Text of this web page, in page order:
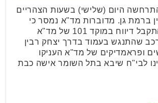
היום (שלישי) בשעות הצהריים
ברמת גן. מדוברות מד"א נמסר כי
בשעה 14:49 התקבל דיווח במוקד 101 של מד"א
שהתנגש בעמוד בדרך יצחק רבין
ופראמדיקים של מד"א העניקו
לבי"ח שיבא בתל השומר אישה כבת